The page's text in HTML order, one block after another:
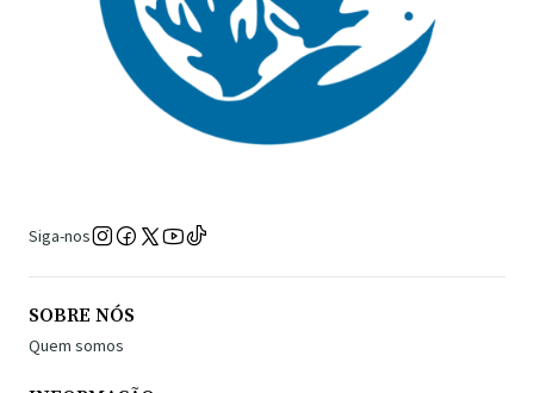
Siga-nos
SOBRE NÓS
Quem somos